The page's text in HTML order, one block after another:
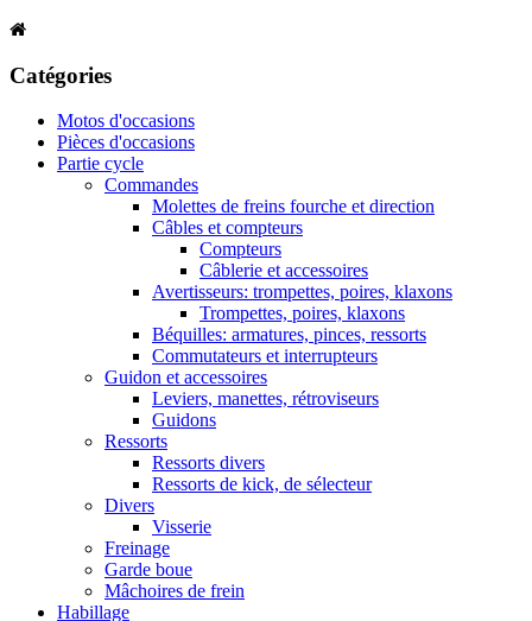
Catégories
Motos d'occasions
Pièces d'occasions
Partie cycle
Commandes
Molettes de freins fourche et direction
Câbles et compteurs
Compteurs
Câblerie et accessoires
Avertisseurs: trompettes, poires, klaxons
Trompettes, poires, klaxons
Béquilles: armatures, pinces, ressorts
Commutateurs et interrupteurs
Guidon et accessoires
Leviers, manettes, rétroviseurs
Guidons
Ressorts
Ressorts divers
Ressorts de kick, de sélecteur
Divers
Visserie
Freinage
Garde boue
Mâchoires de frein
Habillage